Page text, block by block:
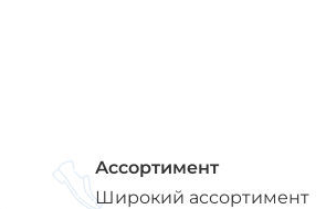
Ассортимент
Широкий ассортимент